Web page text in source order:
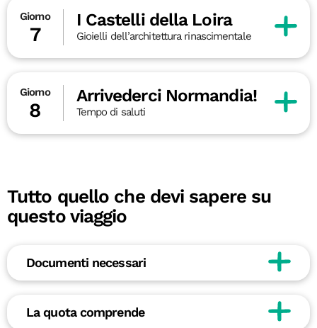
Giorno
7
I Castelli della Loira
Gioielli dell’architettura rinascimentale
Giorno
8
Arrivederci Normandia!
Tempo di saluti
Tutto quello che devi sapere su
questo viaggio
Documenti necessari
La quota comprende